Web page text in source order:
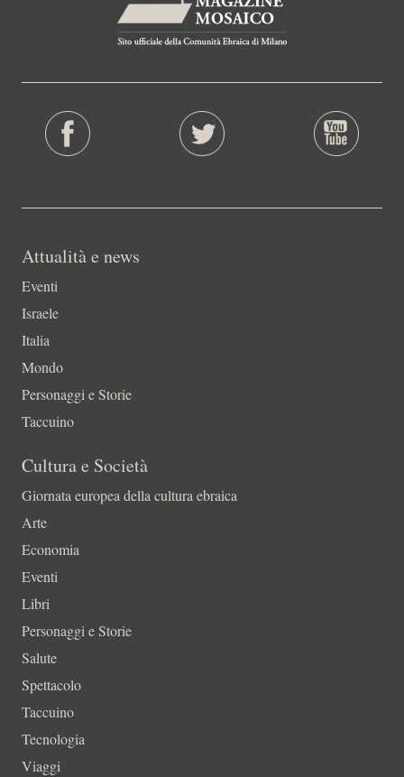
Attualità e news
Eventi
Israele
Italia
Mondo
Personaggi e Storie
Taccuino
Cultura e Società
Giornata europea della cultura ebraica
Arte
Economia
Eventi
Libri
Personaggi e Storie
Salute
Spettacolo
Taccuino
Tecnologia
Viaggi